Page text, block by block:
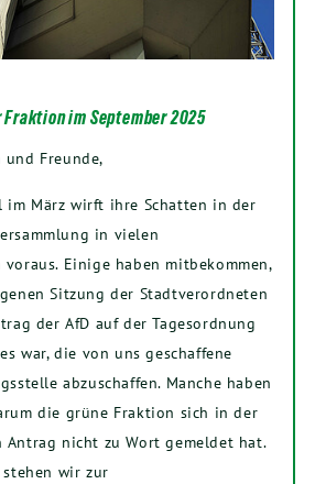
im September 2025
Freunde,
im März wirft ihre Schatten in der
in vielen
Einige haben mitbekommen,
Sitzung der Stadtverordneten
der AfD auf der Tagesordnung
war, die von uns geschaffene
abzuschaffen. Manche haben
die grüne Fraktion sich in der
Antrag nicht zu Wort gemeldet hat.
wir zur